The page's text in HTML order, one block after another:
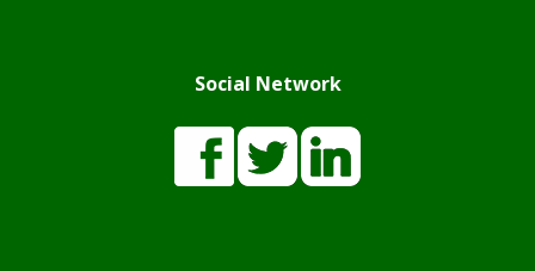
Social Network